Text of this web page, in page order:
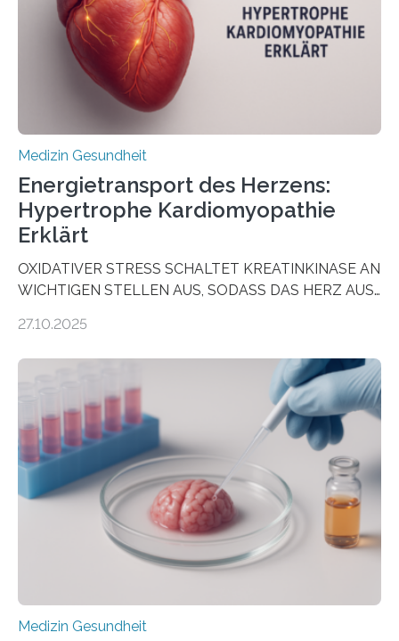
als Biomarker für die Wahl der passenden Therapie
dienen könnte. Darmkrebs zählt weltweit zu den
häufigsten Krebsarten und stellt…
Medizin Gesundheit
Energietransport des Herzens:
Hypertrophe Kardiomyopathie
Erklärt
OXIDATIVER STRESS SCHALTET KREATINKINASE AN
WICHTIGEN STELLEN AUS, SODASS DAS HERZ AUS
aus dem Deutschen Zentrum für Herzinsuffizienz
im Journal Circulation, warum der Energietransport bei
der Hypertrophen Kardiomyopathie (HCM) versagen
kann und wie sich durch eine Verringerung der
Herzbelastung und des oxidativen Stresses
Rhythmusstörungen reduzieren lassen. Würzburg. Die
hypertrophe Kardiomyopathie (HCM) ist die häufigste
erblich bedingte Herzerkrankung. Sie führt dazu, dass
sich die linke Herzkammer verdickt, der Herzmuskel zu
stark kontrahiert…
27.10.2025
Medizin Gesundheit